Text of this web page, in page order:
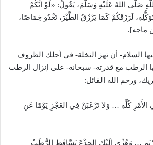
صَلَّى اللهُ عَلَيْهِ وَسَلَّمَ، يَقُولُ: «لَوْ أَنَّكُمْ
لَرَزَقَكُمْ كَمَا يَرْزُقُ الطَّيْرَ، تَغْدُو خِمَاصًا،
ماجه].
السلام- أن تهز النخلة- في أحلك الظروف
الرطب مع قدرته- سبحانه- على إنزال الرطب
ورحم الله القائل:
كُلِّهِ … وَلا تَرْغَبَنْ فِي العَجْزِ يَوْمًا عَنِ
… وَهُزِّي إِلَيْكِ الجِذْعَ يَسَّاقَطِ الرُّطَبْ